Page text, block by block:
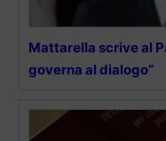
Mattarella scrive al
governa al dialogo”